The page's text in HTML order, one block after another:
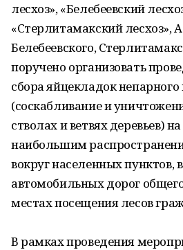
лесхоз», «Белебеевский
«Стерлитамакский лесхоз»,
Белебеевского,
поручено организовать
сбора яйцекладок
(соскабливание и
стволах и ветвях деревьев)
наибольшим
вокруг населенных пунктов,
автомобильных дорог
местах посещения лесов
В рамках проведения